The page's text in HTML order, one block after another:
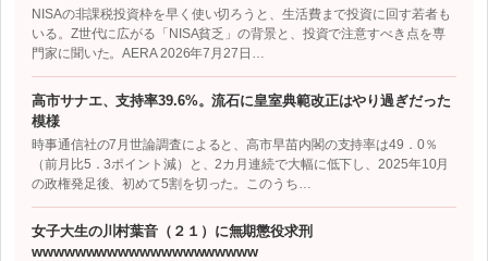
NISAの非課税投資枠を早く使い切ろうと、生活費まで投資に回す若者も
いる。Z世代に広がる「NISA貧乏」の背景と、投資で注意すべき点を専
門家に聞いた。AERA 2026年7月27日…
高市サナエ、支持率39.6%。流石に皇室典範改正はやり過ぎだった
模様
時事通信社の7月世論調査によると、高市早苗内閣の支持率は49．0％
（前月比5．3ポイント減）と、2カ月連続で大幅に低下し、2025年10月
の政権発足後、初めて5割を切った。このうち…
女子大生の川村葉音（２１）に無期懲役求刑
wwwwwwwwwwwwwwwwwwwww